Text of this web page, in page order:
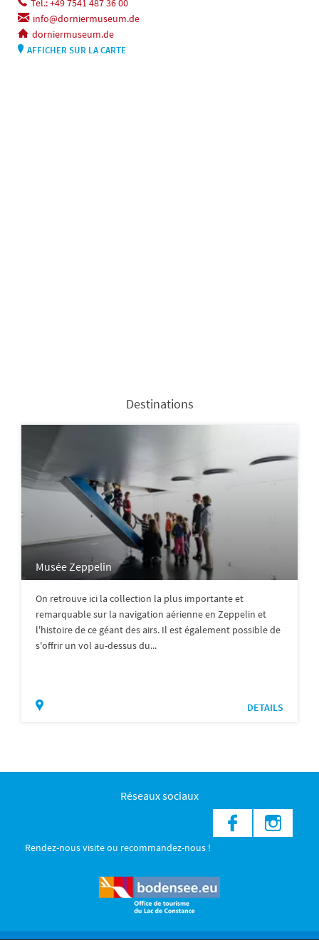
Tel.: +49 7541 487 36 00
info@dorniermuseum.de
dorniermuseum.de
AFFICHER SUR LA CARTE
Destinations
Musée Zeppelin
On retrouve ici la collection la plus importante et
remarquable sur la navigation aérienne en Zeppelin et
l'histoire de ce géant des airs. Il est également possible de
s'offrir un vol au-dessus du...
DETAILS
Réseaux sociaux
Rendez-nous visite ou recommandez-nous !